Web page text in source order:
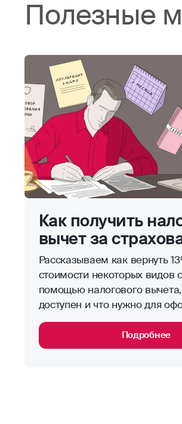
Полезные
Как получить
вычет за
Рассказываем как вернуть
стоимости некоторых видов
помощью налогового
доступен и что нужно для
Подробнее